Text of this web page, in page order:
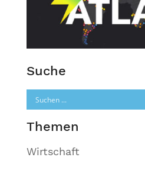
Suche
Themen
Wirtschaft